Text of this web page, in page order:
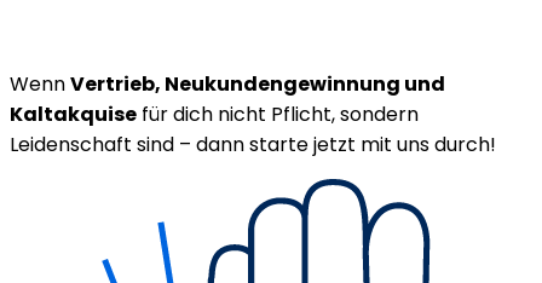
WennVertrieb, Neukundengewinnung und
Kaltakquise für dich nicht Pflicht, sondern
Leidenschaft sind – dann starte jetzt mit uns durch!